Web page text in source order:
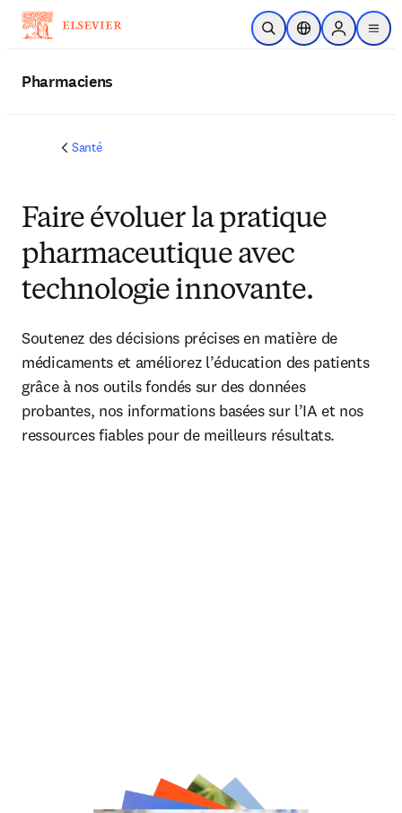
Passer au contenu principal
Ouvrir la recherche
Sélecteur de
Sign in to
menu
Pharmaciens
Santé
Faire évoluer la pratique
pharmaceutique avec
technologie innovante.
Soutenez des décisions précises en matière de
médicaments et améliorez l’éducation des patients
grâce à nos outils fondés sur des données
probantes, nos informations basées sur l’IA et nos
ressources fiables pour de meilleurs résultats.